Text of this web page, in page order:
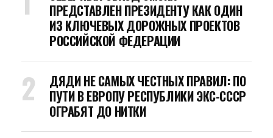
ПРЕДСТАВЛЕН ПРЕЗИДЕНТУ КАК ОДИН
ИЗ КЛЮЧЕВЫХ ДОРОЖНЫХ ПРОЕКТОВ
РОССИЙСКОЙ ФЕДЕРАЦИИ
ДЯДИ НЕ САМЫХ ЧЕСТНЫХ ПРАВИЛ: ПО
ПУТИ В ЕВРОПУ РЕСПУБЛИКИ ЭКС-СССР
ОГРАБЯТ ДО НИТКИ